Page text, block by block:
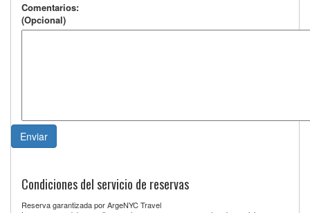
Comentarios:
(Opcional)
Condiciones del servicio de reservas
Reserva garantizada por ArgeNYC Travel